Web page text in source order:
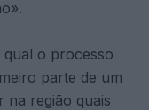
o processo
parte de um
na região quais